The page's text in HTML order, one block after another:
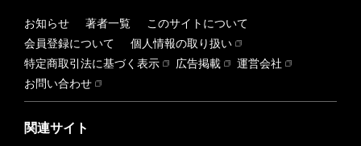
お知らせ 著者一覧
このサイトについて
会員登録について
個人情報の取り扱い
特定商取引法に基づく表示
広告掲載
運営会社
お問い合わせ
関連サイト